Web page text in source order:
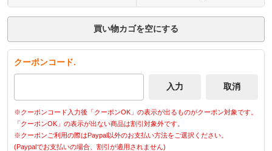
買い物カゴを空にする
クーポンコード.
※クーポンコード入力後「クーポンOK」の表示が出るものがクーポン対象です。
「クーポンOK」の表示が出ない商品は割引対象外です。
※クーポンご利用の際はPaypal以外のお支払い方法をご選択ください。
(Paypalでお支払いの場合、割引が適用されません)